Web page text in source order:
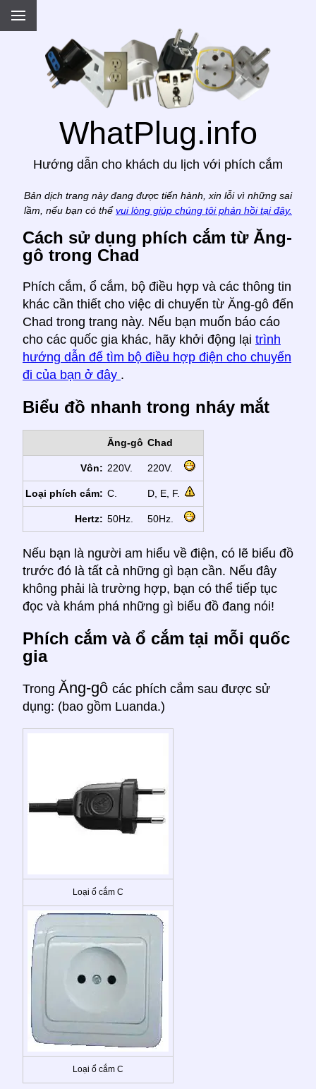
WhatPlug.info
Hướng dẫn cho khách du lịch với phích cắm
Bản dịch trang này đang được tiến hành, xin lỗi vì những sai
lầm, nếu bạn có thể vui lòng giúp chúng tôi phản hồi tại đây.
Cách sử dụng phích cắm từ Ăng-
gô trong Chad
Phích cắm, ổ cắm, bộ điều hợp và các thông tin
khác cần thiết cho việc di chuyển từ Ăng-gô đến
Chad trong trang này. Nếu bạn muốn báo cáo
cho các quốc gia khác, hãy khởi động lại trình
hướng dẫn để tìm bộ điều hợp điện cho chuyến
đi của bạn ở đây .
Biểu đồ nhanh trong nháy mắt
Ăng-gô Chad
Vôn: 220V. 220V.
Loại phích cắm: C. D, E, F.
Hertz: 50Hz. 50Hz.
Nếu bạn là người am hiểu về điện, có lẽ biểu đồ
trước đó là tất cả những gì bạn cần. Nếu đây
không phải là trường hợp, bạn có thể tiếp tục
đọc và khám phá những gì biểu đồ đang nói!
Phích cắm và ổ cắm tại mỗi quốc
gia
Trong Ăng-gô các phích cắm sau được sử
dụng: (bao gồm Luanda.)
Loại ổ cắm C
Loại ổ cắm C